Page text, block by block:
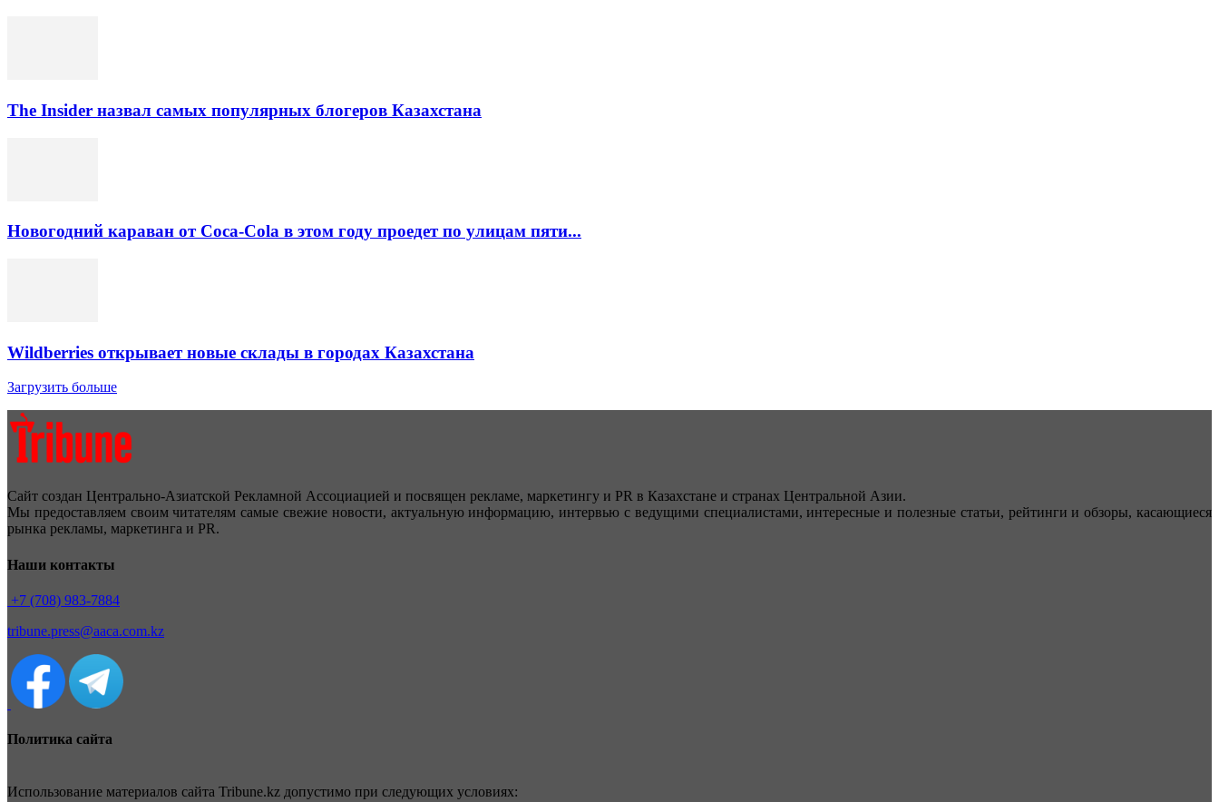
The Insider назвал самых популярных блогеров Казахстана
Новогодний караван от Coca-Cola в этом году проедет по улицам пяти...
Wildberries открывает новые склады в городах Казахстана
Загрузить больше
Сайт создан Центрально-Азиатской Рекламной Ассоциацией и посвящен рекламе, маркетингу и PR в Казахстане и странах Центральной Азии.
Мы предоставляем своим читателям самые свежие новости, актуальную информацию, интервью с ведущими специалистами, интересные и полезные статьи, рейтинги и обзоры, касающиеся
рынка рекламы, маркетинга и PR.
Наши контакты
+7 (708) 983-7884
tribune.press@aaca.com.kz
Политика сайта
Использование материалов сайта Tribune.kz допустимо при следующих условиях: